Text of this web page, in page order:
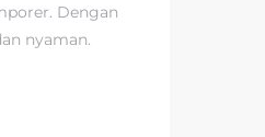
Dengan
nyaman.